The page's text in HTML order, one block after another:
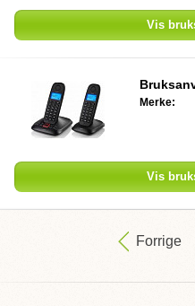
Vis
Merke:
Vis
Forrige